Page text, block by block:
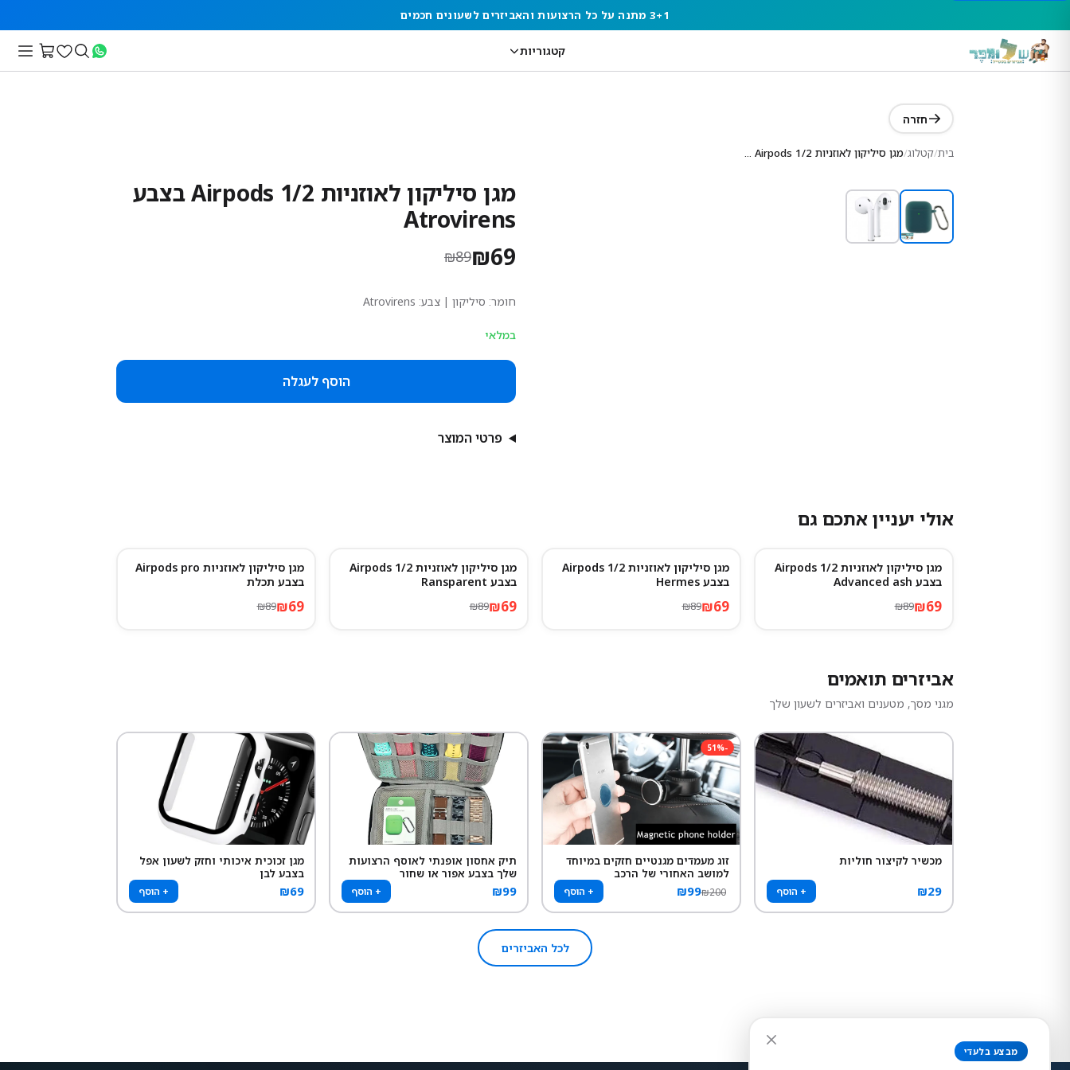
3+1 מתנה על כל הרצועות והאביזרים לשעונים חכמים
קטגוריות
חזרה
בית/קטלוג/ מגן סיליקון לאוזניות Airpods 1/2 בצבע Atrovirens
מגן סיליקון לאוזניות Airpods 1/2 בצבע
Atrovirens
₪69
₪89
חומר: סיליקון | צבע: Atrovirens
במלאי
הוסף לעגלה
פרטי המוצר
אולי יעניין אתכם גם
-
22 %
מגן סיליקון לאוזניות Airpods 1/2
בצבע Advanced ash
₪69
₪89
-
22 %
מגן סיליקון לאוזניות Airpods 1/2
בצבע Hermes
₪69
₪89
-
22 %
מגן סיליקון לאוזניות Airpods 1/2
בצבע Ransparent
₪69
₪89
-
22 %
מגן סיליקון לאוזניות Airpods pro
בצבע תכלת
₪69
₪89
אביזרים תואמים
מגני מסך, מטענים ואביזרים לשעון שלך
מכשיר לקיצור חוליות
₪29 + הוסף
-
51%
זוג מעמדים מגנטיים חזקים במיוחד
למושב האחורי של הרכב
₪99₪200 + הוסף
תיק אחסון אופנתי לאוסף הרצועות
שלך בצבע אפור או שחור
₪99 + הוסף
מגן זכוכית איכותי וחזק לשעון אפל
בצבע לבן
₪69 + הוסף
לכל האביזרים
100%
115%
מבצע בלעדי